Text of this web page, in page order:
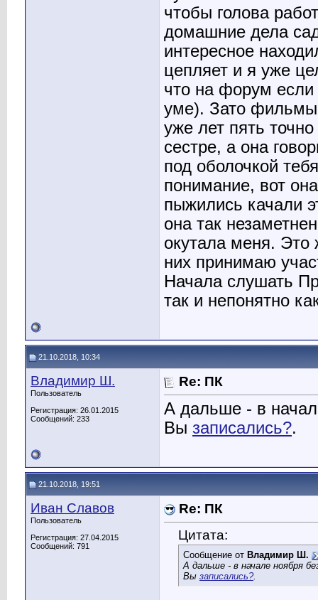
чтобы голова
домашние дела
интересное
цепляет и я уже
что на форум если
уме). Зато фильмы
уже лет пять
сестре, а она
под оболочкой
понимание, вот
пыжились качали
она так
окутала меня. Это
них принимаю
Начала слушать
так и непонятно
21.10.2018, 10:34
Владимир Ш.
Пользователь
Регистрация: 26.01.2015
Сообщений: 233
Re: ПК
А дальше - в
Вы записались?.
21.10.2018, 19:51
Иван Славов
Пользователь
Регистрация: 27.04.2015
Сообщений: 791
Re: ПК
Цитата:
Сообщение от Владимир Ш.
А дальше - в начале ноября
Вы записались?.